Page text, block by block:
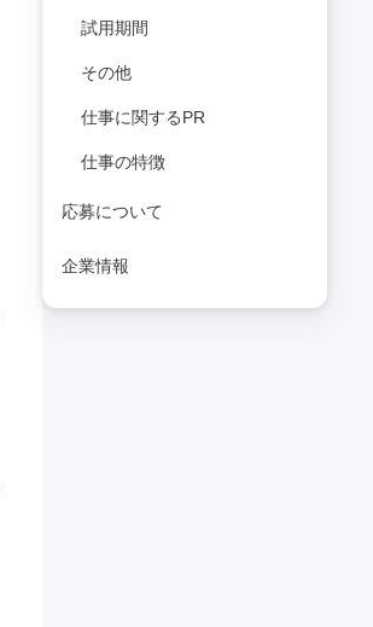
試用期間
その他
仕事に関するPR
仕事の特徴
応募について
企業情報